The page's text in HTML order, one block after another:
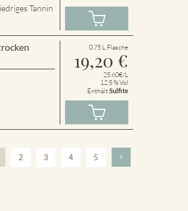
Tannin
0.75 L Flasche
19,20 €
25.60€/L
12.5 % Vol
EnthältSulfite
2 3 4 5